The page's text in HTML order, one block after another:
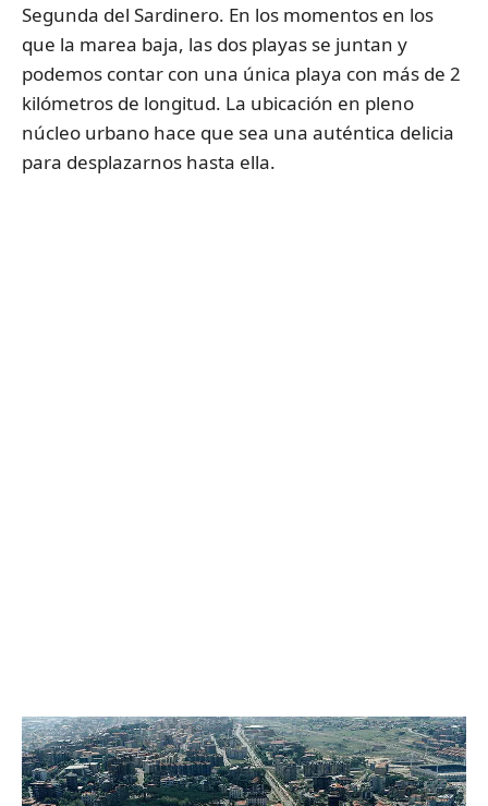
Segunda del Sardinero. En los momentos en los
que la marea baja, las dos playas se juntan y
podemos contar con una única playa con más de 2
kilómetros de longitud. La ubicación en pleno
núcleo urbano hace que sea una auténtica delicia
para desplazarnos hasta ella.